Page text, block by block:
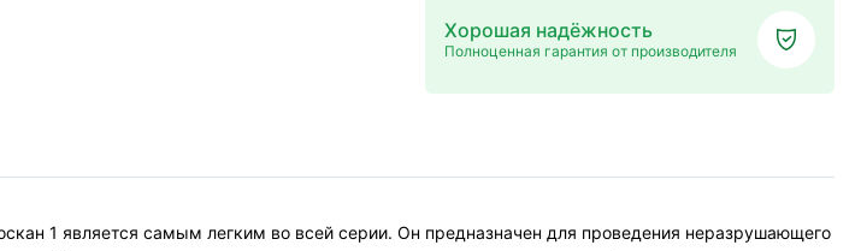
Хорошая надёжность
Полноценная гарантия от производителя
1 является самым легким во всей серии. Он предназначен для проведения неразрушающего